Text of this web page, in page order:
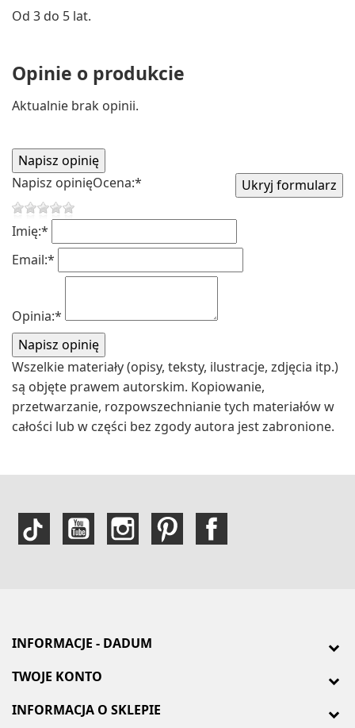
Od 3 do 5 lat.
Opinie o produkcie
Aktualnie brak opinii.
Napisz opinięOcena:*
Imię:*
Email:*
Opinia:*
Wszelkie materiały (opisy, teksty, ilustracje, zdjęcia itp.)
są objęte prawem autorskim. Kopiowanie,
przetwarzanie, rozpowszechnianie tych materiałów w
całości lub w części bez zgody autora jest zabronione.
INFORMACJE - DADUM
TWOJE KONTO
INFORMACJA O SKLEPIE